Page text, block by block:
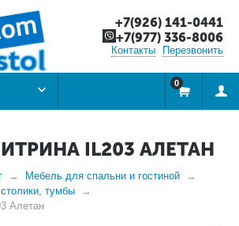
+7(926) 141-0441
+7(977) 336-8006
Контакты Перезвонить
0
IL203 АЛЕТАН
Мебель для спальни и гостиной
тумбы
Алетан